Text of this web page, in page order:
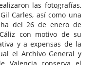
las fotografías,
Carles, así como una
del 26 de enero de
con motivo de su
y a expensas de la
el Archivo General y